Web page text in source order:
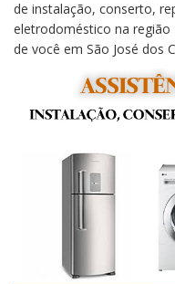
de instalação, conserto,
eletrodoméstico na região
de você em São José dos